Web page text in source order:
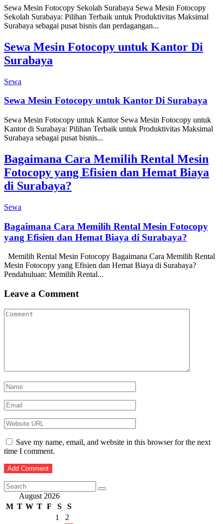
Sewa Mesin Fotocopy Sekolah Surabaya Sewa Mesin Fotocopy
Sekolah Surabaya: Pilihan Terbaik untuk Produktivitas Maksimal
Surabaya sebagai pusat bisnis dan perdagangan...
Sewa Mesin Fotocopy untuk Kantor Di
Surabaya
Sewa
Sewa Mesin Fotocopy untuk Kantor Di Surabaya
Sewa Mesin Fotocopy untuk Kantor Sewa Mesin Fotocopy untuk
Kantor di Surabaya: Pilihan Terbaik untuk Produktivitas Maksimal
Surabaya sebagai pusat bisnis...
Bagaimana Cara Memilih Rental Mesin
Fotocopy yang Efisien dan Hemat Biaya
di Surabaya?
Sewa
Bagaimana Cara Memilih Rental Mesin Fotocopy
yang Efisien dan Hemat Biaya di Surabaya?
Memilih Rental Mesin Fotocopy Bagaimana Cara Memilih Rental
Mesin Fotocopy yang Efisien dan Hemat Biaya di Surabaya?
Pendahuluan: Memilih Rental...
Leave a Comment
Save my name, email, and website in this browser for the next
time I comment.
August 2026
M T W T F S
S
1
2